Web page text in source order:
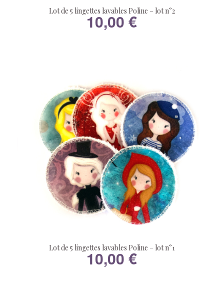
Lot de 5 lingettes lavables Poline – lot n°2
10,00€
Lot de 5 lingettes lavables Poline – lot n°1
10,00€